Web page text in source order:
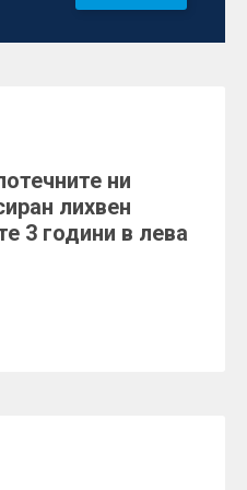
ни
лихвен
3 години в лева